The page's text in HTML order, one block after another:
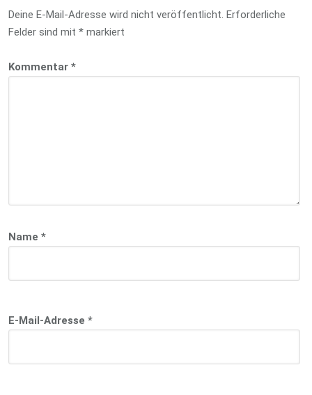
Deine E-Mail-Adresse wird nicht veröffentlicht. Erforderliche
Felder sind mit * markiert
Kommentar *
Name *
E-Mail-Adresse *